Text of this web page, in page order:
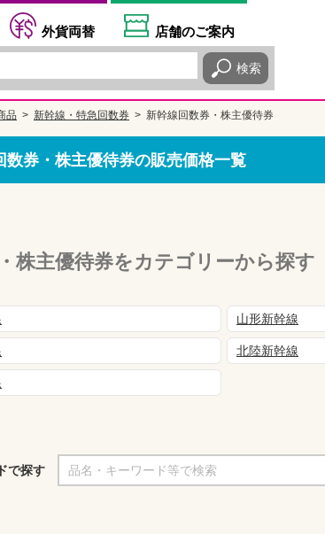
外貨両替 店舗のご案内
検索
品 新幹線・特急回数券 新幹線回数券・株主優待券
数券・株主優待券の販売価格一覧
株主優待券をカテゴリーから探す
山形新幹線
北陸新幹線
で探す